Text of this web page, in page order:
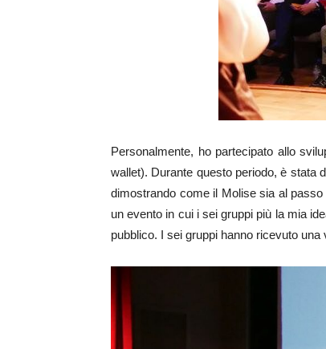
Personalmente, ho partecipato allo
wallet). Durante questo periodo, è stata
dimostrando come il Molise sia al
un evento in cui i sei gruppi più la mia
pubblico. I sei gruppi hanno ricevuto